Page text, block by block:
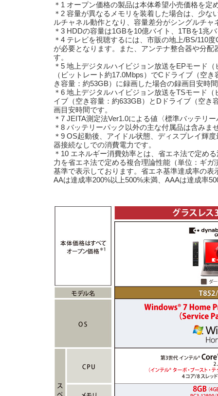
＊1 オープン価格の製品は本体希望小売価格を定
＊2 容量が異なるメモリを装着した場合は、少な
ルチャネル動作となり、容量差分がシングルチャ
＊3 HDDの容量は1GBを10億バイト、1TBを1兆
＊4 テレビを視聴するには、市販の地上/BS/110
が必要となります。また、アンテナ整合器や分
す。
＊5 地上デジタルハイビジョン放送をEPモード
（ビットレート約17.0Mbps）でCドライブ（空
き容量：約53GB）に録画した場合の録画目安時
＊6 地上デジタルハイビジョン放送をTSモード
イブ（空き容量：約633GB）とDドライブ（空き
画目安時間です。
＊7 JEITA測定法Ver1.0による値〈標準バッテリ
＊8 バッテリーパック以外の主な付属品は含みま
＊9 OS起動後、アイドル状態、ディスプレイ輝
器接続なしでの消費電力です。
＊10 エネルギー消費効率とは、省エネ法で定め
力を省エネ法で定める複合理論性能（単位：ギ
基準で表示しております。省エネ基準達成率の表
AAは達成率200%以上500%未満、AAAは達成率